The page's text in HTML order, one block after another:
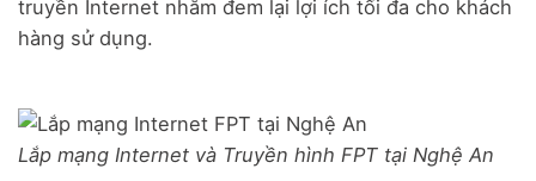
truyền Internet nhằm đem lại lợi ích tối đa cho khách
hàng sử dụng.
Lắp mạng Internet và Truyền hình FPT tại Nghệ An